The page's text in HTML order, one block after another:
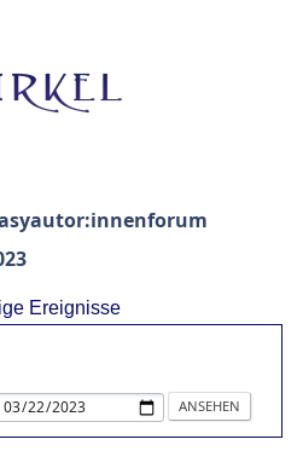
Ereignisse